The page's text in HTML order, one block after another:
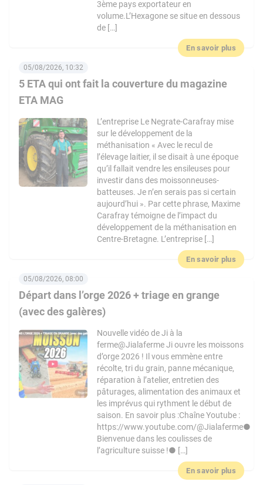
3ème pays exportateur en
volume.L’Hexagone se situe en dessous
de […]
En savoir plus
5 ETA qui ont fait la couverture du magazine
ETA MAG
05/08/2026, 10:32
L’entreprise Le Negrate-Carafray mise
sur le développement de la
méthanisation « Avec le recul de
l’élevage laitier, il se disait à une époque
qu’il fallait vendre les ensileuses pour
investir dans des moissonneuses-
batteuses. Je n’en serais pas si certain
aujourd’hui ». Par cette phrase, Maxime
Carafray témoigne de l’impact du
développement de la méthanisation en
Centre-Bretagne. L’entreprise […]
En savoir plus
Départ dans l’orge 2026 + triage en grange
(avec des galères)
05/08/2026, 08:00
Nouvelle vidéo de Ji à la
ferme@Jialaferme Ji ouvre les moissons
d’orge 2026 ! Il vous emmène entre
récolte, tri du grain, panne mécanique,
réparation à l’atelier, entretien des
pâturages, alimentation des animaux et
les imprévus qui rythment le début de
saison. En savoir plus :Chaîne Youtube :
https://www.youtube.com/@Jialaferme●
Bienvenue dans les coulisses de
l’agriculture suisse !● […]
En savoir plus